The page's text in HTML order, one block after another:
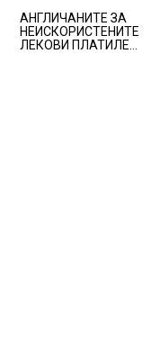
АНГЛИЧАНИТЕ ЗА
НЕИСКОРИСТЕНИТЕ
ЛЕКОВИ ПЛАТИЛЕ